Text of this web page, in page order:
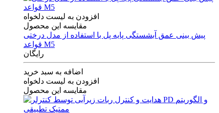
افزودن به لیست دلخواه
مقایسه این محصول
پیش بینی عمق آبشستگی پایه پل با استفاده از مدل درختی
قواعد M5
رایگان
اضافه به سبد خرید
افزودن به لیست دلخواه
مقایسه این محصول